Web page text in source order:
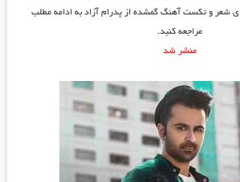
شعر و تکست آهنگ گمشده از پدرام آزاد به ادامه مطلب
مراجعه کنید.
منشر شد